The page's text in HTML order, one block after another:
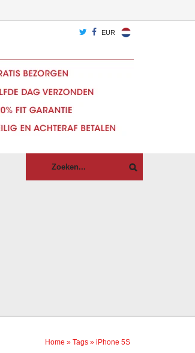
EUR
Home » Tags » iPhone 5S